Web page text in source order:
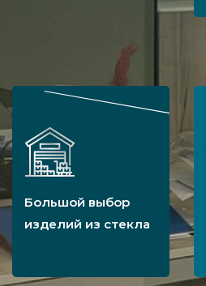
Большой выбор
изделий из стекла